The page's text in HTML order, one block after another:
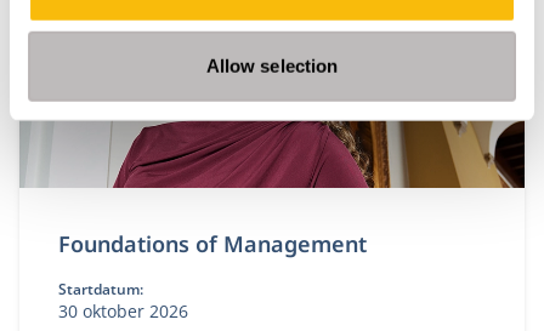
Allow selection
Foundations of Management
Startdatum:
30 oktober 2026